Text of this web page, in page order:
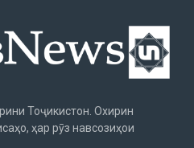
Тоҷикистон. Охирин
ҳар рӯз навсозиҳои